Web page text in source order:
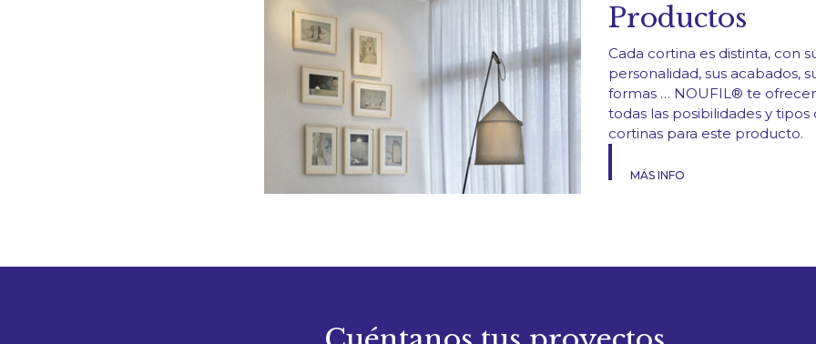
Productos
Cada cortina es distinta, con
personalidad, sus acabados,
formas … NOUFIL® te
todas las posibilidades y tipos
cortinas para este producto.
MÁS INFO